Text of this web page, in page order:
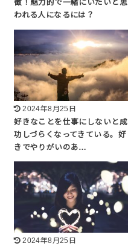
徴！魅力的で一緒にいたいと思
われる人になるには？
2024年8月25日
好きなことを仕事にしないと成
功しづらくなってきている。好
きでやりがいのあ…
2024年8月25日